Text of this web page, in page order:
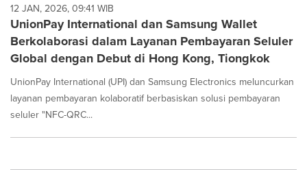
12 JAN, 2026, 09:41 WIB
UnionPay International dan Samsung Wallet
Berkolaborasi dalam Layanan Pembayaran Seluler
Global dengan Debut di Hong Kong, Tiongkok
UnionPay International (UPI) dan Samsung Electronics meluncurkan
layanan pembayaran kolaboratif berbasiskan solusi pembayaran
seluler "NFC-QRC...